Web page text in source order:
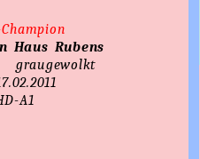
Haus Rubens
graugewolkt
A1